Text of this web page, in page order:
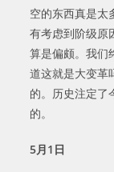
空的东西真是太
有考虑到阶级原
算是偏颇。我们
道这就是大变革
的。历史注定了
的。
5月1 日